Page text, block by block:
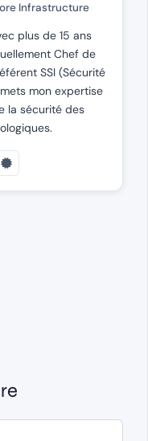
Infrastructure
plus de 15 ans
Chef de
SSI (Sécurité
mon expertise
la sécurité des